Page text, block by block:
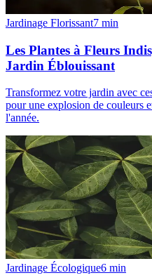
Jardinage Florissant7 min
Les Plantes à Fleurs
Jardin Éblouissant
Transformez votre jardin avec
pour une explosion de couleurs
l'année.
Jardinage Écologique6 min